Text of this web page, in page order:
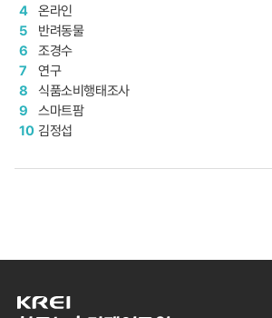
온라인
반려동물
조경수
연구
식품소비행태조사
스마트팜
김정섭
한